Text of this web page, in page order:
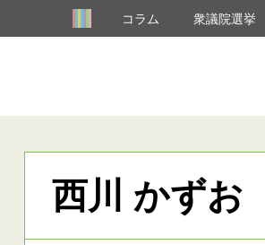
コラム 衆議院選挙
西川 かずお